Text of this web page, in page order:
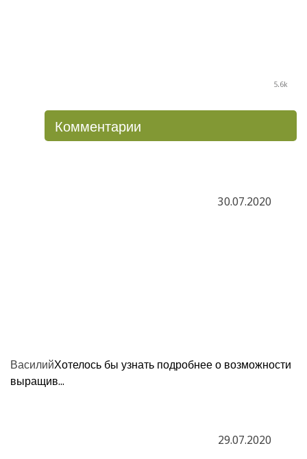
5.6k
Комментарии
30.07.2020
ВасилийХотелось бы узнать подробнее о возможности
выращив...
29.07.2020